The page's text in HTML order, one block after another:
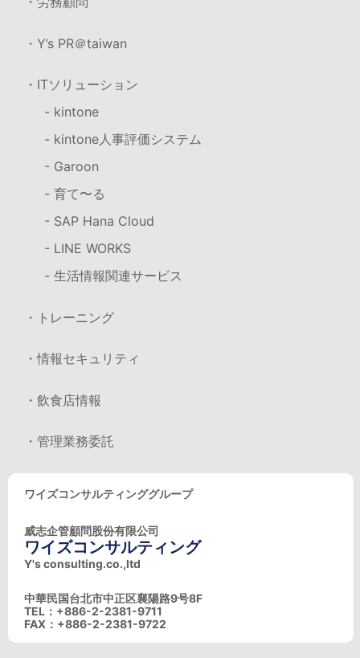
・Y’s PR＠taiwan
・ITソリューション
- kintone
- kintone人事評価システム
- Garoon
- 育て〜る
- SAP Hana Cloud
- LINE WORKS
- 生活情報関連サービス
・トレーニング
・情報セキュリティ
・飲食店情報
・管理業務委託
ワイズコンサルティンググループ
威志企管顧問股份有限公司
ワイズコンサルティング
Y's consulting.co.,ltd
中華民国台北市中正区襄陽路9号8F
TEL：+886-2-2381-9711
FAX：+886-2-2381-9722